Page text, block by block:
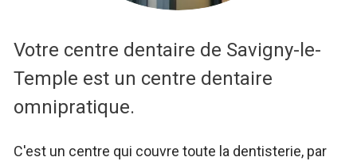
Votre centre dentaire de Savigny-le-
Temple est un centre dentaire
omnipratique.
C'est un centre qui couvre toute la dentisterie, par